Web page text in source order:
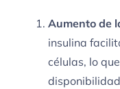
Aumento de
insulina
células, lo